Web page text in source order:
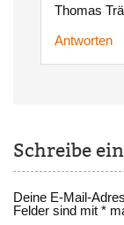
Thomas
Antworten
Schreibe
Deine E-Mail-
Felder sind mit*